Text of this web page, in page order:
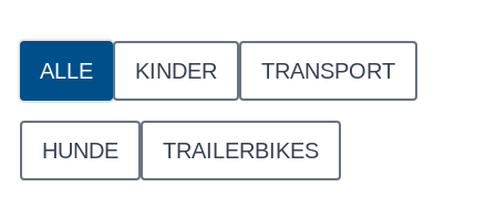
ALLE KINDER TRANSPORT
HUNDE TRAILERBIKES